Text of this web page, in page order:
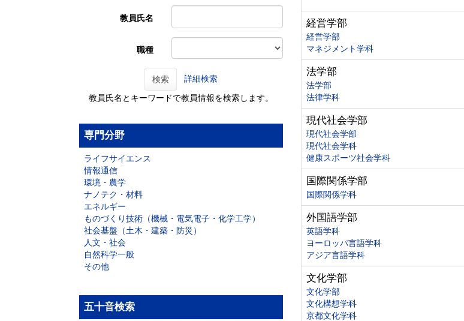
教員氏名
職種
検索 詳細検索
教員氏名とキーワードで教員情報を検索します。
専門分野
ライフサイエンス
情報通信
環境・農学
ナノテク・材料
エネルギー
ものづくり技術（機械・電気電子・化学工学）
社会基盤（土木・建築・防災）
人文・社会
自然科学一般
その他
五十音検索
経営学部
経営学部
マネジメント学科
法学部
法学部
法律学科
現代社会学部
現代社会学部
現代社会学科
健康スポーツ社会学科
国際関係学部
国際関係学科
外国語学部
英語学科
ヨーロッパ言語学科
アジア言語学科
文化学部
文化学部
文化構想学科
京都文化学科